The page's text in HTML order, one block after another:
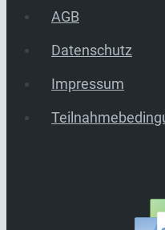
AGB
Datenschutz
Impressum